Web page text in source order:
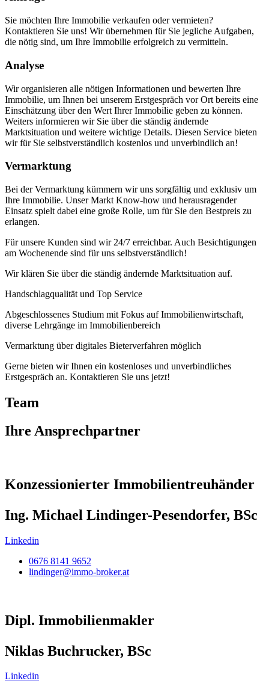
Sie möchten Ihre Immobilie verkaufen oder vermieten?
Kontaktieren Sie uns! Wir übernehmen für Sie jegliche Aufgaben,
die nötig sind, um Ihre Immobilie erfolgreich zu vermitteln.
Analyse
Wir organisieren alle nötigen Informationen und bewerten Ihre
Immobilie, um Ihnen bei unserem Erstgespräch vor Ort bereits eine
Einschätzung über den Wert Ihrer Immobilie geben zu können.
Weiters informieren wir Sie über die ständig ändernde
Marktsituation und weitere wichtige Details. Diesen Service bieten
wir für Sie selbstverständlich kostenlos und unverbindlich an!
Vermarktung
Bei der Vermarktung kümmern wir uns sorgfältig und exklusiv um
Ihre Immobilie. Unser Markt Know-how und herausragender
Einsatz spielt dabei eine große Rolle, um für Sie den Bestpreis zu
erlangen.
Für unsere Kunden sind wir 24/7 erreichbar. Auch Besichtigungen
am Wochenende sind für uns selbstverständlich!
Wir klären Sie über die ständig ändernde Marktsituation auf.
Handschlagqualität und Top Service
Abgeschlossenes Studium mit Fokus auf Immobilienwirtschaft,
diverse Lehrgänge im Immobilienbereich
Vermarktung über digitales Bieterverfahren möglich
Gerne bieten wir Ihnen ein kostenloses und unverbindliches
Erstgespräch an. Kontaktieren Sie uns jetzt!
Team
Ihre Ansprechpartner
Konzessionierter Immobilientreuhänder
Ing. Michael Lindinger-Pesendorfer, BSc
Linkedin
0676 8141 9652
lindinger@immo-broker.at
Dipl. Immobilienmakler
Niklas Buchrucker, BSc
Linkedin